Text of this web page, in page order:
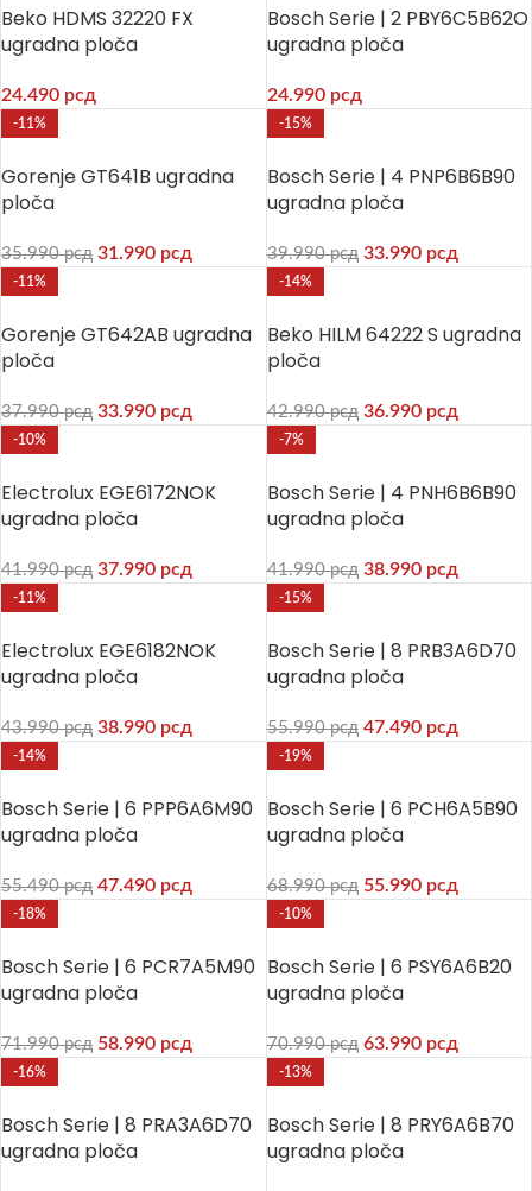
Beko HDMS 32220 FX
ugradna ploča
24.490 рсд
Bosch Serie | 2 PBY6C5B62O
ugradna ploča
24.990 рсд
-11%
Gorenje GT641B ugradna
ploča
35.990рсд 31.990 рсд
-15%
Bosch Serie | 4 PNP6B6B90
ugradna ploča
39.990рсд 33.990 рсд
-11%
Gorenje GT642AB ugradna
ploča
37.990рсд 33.990 рсд
-14%
Beko HILM 64222 S ugradna
ploča
42.990рсд 36.990 рсд
-10%
Electrolux EGE6172NOK
ugradna ploča
41.990рсд 37.990 рсд
-7%
Bosch Serie | 4 PNH6B6B90
ugradna ploča
41.990рсд 38.990 рсд
-11%
Electrolux EGE6182NOK
ugradna ploča
43.990рсд 38.990 рсд
-15%
Bosch Serie | 8 PRB3A6D70
ugradna ploča
55.990рсд 47.490 рсд
-14%
Bosch Serie | 6 PPP6A6M90
ugradna ploča
55.490рсд 47.490 рсд
-19%
Bosch Serie | 6 PCH6A5B90
ugradna ploča
68.990рсд 55.990 рсд
-18%
Bosch Serie | 6 PCR7A5M90
ugradna ploča
71.990рсд 58.990 рсд
-10%
Bosch Serie | 6 PSY6A6B20
ugradna ploča
70.990рсд 63.990 рсд
-16%
Bosch Serie | 8 PRA3A6D70
ugradna ploča
-13%
Bosch Serie | 8 PRY6A6B70
ugradna ploča